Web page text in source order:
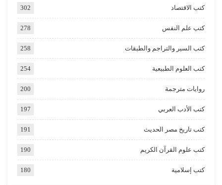
كتب الاقتصاد 302
كتب علم النفس 278
كتب السير والتراجم والطبقات 258
كتب العلوم الطبيعية 254
روايات مترجمة 200
كتب الأدب العربي 197
كتب تاريخ مصر الحديث 191
كتب علوم القرآن الكريم 190
كتب إسلامية 180